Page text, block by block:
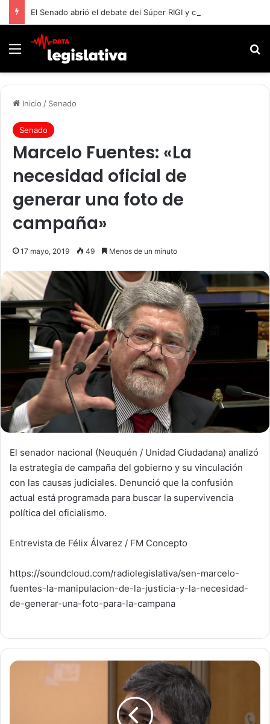
Menú
Inicio / Senado
Senado
Marcelo Fuentes: «La
necesidad oficial de
generar una foto de
campaña»
17 mayo, 2019 49 Menos de un minuto
El senador nacional (Neuquén / Unidad Ciudadana) analizó
la estrategia de campaña del gobierno y su vinculación
con las causas judiciales. Denunció que la confusión
actual está programada para buscar la supervivencia
política del oficialismo.
Entrevista de Félix Álvarez / FM Concepto
https://soundcloud.com/radiolegislativa/sen-marcelo-
fuentes-la-manipulacion-de-la-justicia-y-la-necesidad-
de-generar-una-foto-para-la-campana
Adrián